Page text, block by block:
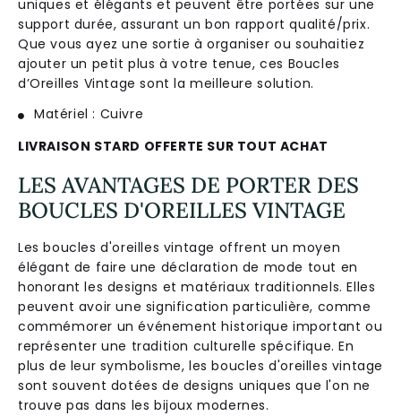
uniques et élégants et peuvent être portées sur une
support durée, assurant un bon rapport qualité/prix.
Que vous ayez une sortie à organiser ou souhaitiez
ajouter un petit plus à votre tenue, ces Boucles
d’Oreilles Vintage sont la meilleure solution.
Matériel : Cuivre
LIVRAISON STARD OFFERTE SUR TOUT ACHAT
LES AVANTAGES DE PORTER DES
BOUCLES D'OREILLES VINTAGE
Les boucles d'oreilles vintage offrent un moyen
élégant de faire une déclaration de mode tout en
honorant les designs et matériaux traditionnels. Elles
peuvent avoir une signification particulière, comme
commémorer un événement historique important ou
représenter une tradition culturelle spécifique. En
plus de leur symbolisme, les boucles d'oreilles vintage
sont souvent dotées de designs uniques que l'on ne
trouve pas dans les bijoux modernes.